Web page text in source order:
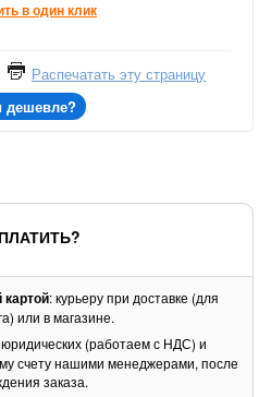
в один клик
Распечатать эту страницу
картой: курьеру при доставке (для
или в магазине.
(работаем с НДС) и
счету нашими менеджерами, после
заказа.